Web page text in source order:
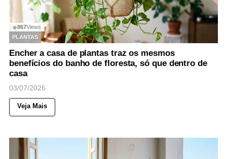
◉867Views
PLANTAS
Encher a casa de plantas traz os mesmos
benefícios do banho de floresta, só que dentro de
casa
03/07/2026
Veja Mais